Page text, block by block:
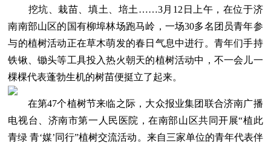
挖坑、栽苗、填土、培土……3月12日上午，在位于济
南南部山区的国有柳埠林场跑马岭，一场30多名团员青年参
与的植树活动正在草木萌发的春日气息中进行。青年们手持
铁锹、锄头等工具投入热火朝天的植树活动中，不一会儿一
棵棵代表蓬勃生机的树苗便挺立了起来。
在第47个植树节来临之际，大众报业集团联合济南广播
电视台、济南市第一人民医院，在南部山区共同开展“植此
青绿 青‘媒’同行”植树交流活动。来自三家单位的青年代表伴